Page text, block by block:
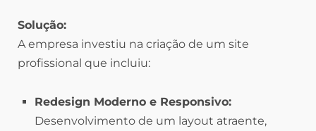
Solução:
A empresa investiu na criação de um site
profissional que incluiu:
Redesign Moderno e Responsivo:
Desenvolvimento de um layout atraente,